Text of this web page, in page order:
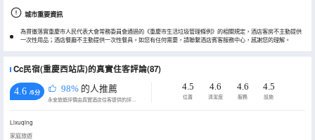
城市重要資訊
為貫徹落實重慶市人民代表大會常務委員會通過的《重慶市生活垃圾管理條例》的相關規定，酒店客房不主動提供
一次性用品；酒店餐廳不主動提供一次性餐具。如您有任何需要，請聯繫酒店賓客服務中心，感謝您的理解。
Cc民宿(重慶西站店)的真實住客評論(87)
4.6 /5分 98% 的人推薦
永安旅遊評價由真實酒店住客提供的評價。
4.5
位置
4.6
清潔度
4.6
服務
4.5
設施
Lixuqing
家庭旅遊